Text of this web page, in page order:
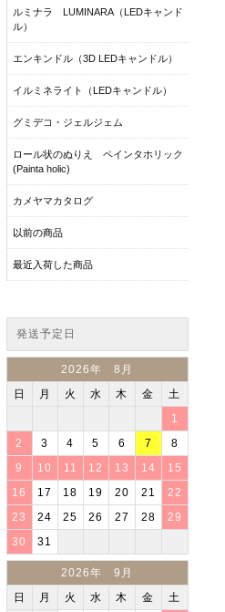
ルミナラ LUMINARA（LEDキャンド
ル）
エンキンドル（3D LEDキャンドル）
イルミネライト（LEDキャンドル）
グミデコ・ジェルジェム
ロール状のぬりえ ペインタホリック
(Painta holic)
カメヤマカタログ
以前の商品
最近入荷した商品
発送予定日
2026年 8月
日 月 火 水 木 金 土
1
2 3 4 5 6 7 8
9 10 11 12 13 14 15
16 17 18 19 20 21 22
23 24 25 26 27 28 29
30 31
2026年 9月
日 月 火 水 木 金 土